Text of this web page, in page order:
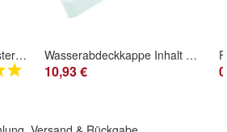
Schutzgitter für Kellerfenster mit Insektenschutz Wasserabdeckkappe Inhalt 1 Paar
10,93 €